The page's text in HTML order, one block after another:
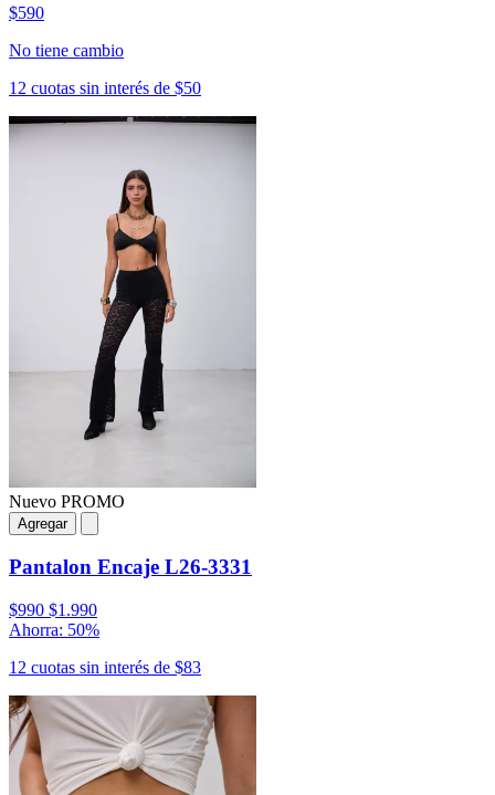
$590
No tiene cambio
12 cuotas sin interés de $50
Nuevo PROMO
Agregar
Pantalon Encaje L26-3331
$990 $1.990
Ahorra: 50%
12 cuotas sin interés de $83